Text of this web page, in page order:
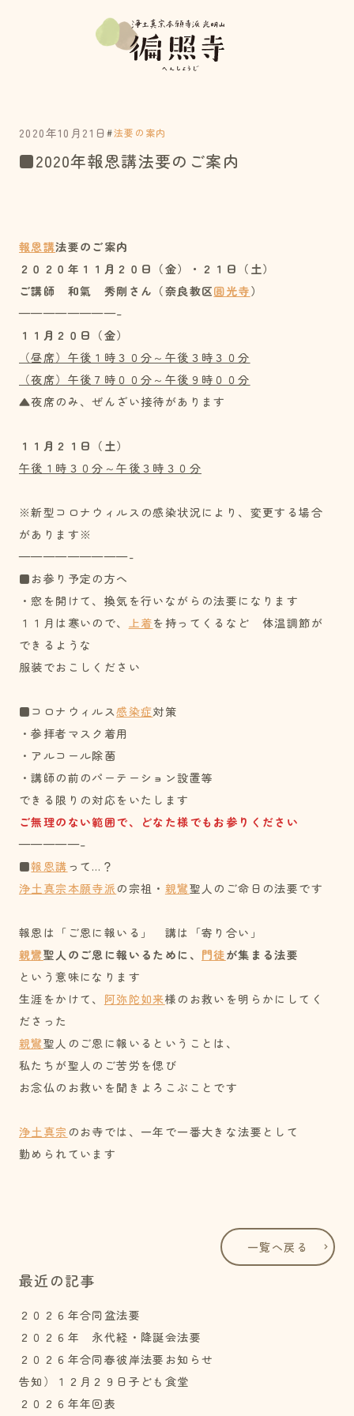
2020年10月21日#法要の案内
■2020年報恩講法要のご案内
報恩講法要のご案内
２０２０年 １１月２０日（金）・２１日（土）
ご講師 和氣 秀剛さん（奈良教区圓光寺）
————————–
１１月２０日（金）
（昼席）午後１時３０分～午後３時３０分
（夜席）午後７時００分～午後９時００分
▲夜席のみ、ぜんざい接待があります
１１月２１日（土）
午後１時３０分～午後３時３０分
※新型コロナウィルスの感染状況により、変更する場合
があります※
—————————-
■お参り予定の方へ
・窓を開けて、換気を行いながらの法要になります
１１月は寒いので、 上着を持ってくるなど 体温調節が
できるような
服装でおこしください
■コロナウィルス感染症対策
・参拝者マスク着用
・アルコール除菌
・講師の前のパーテーション設置等
できる限りの対応をいたします
ご無理のない範囲で、どなた様でもお参りください
—————–
■報恩講 って…？
浄土真宗 本願寺派 の宗祖・ 親鸞聖人のご命日の法要です
報恩は「ご恩に報いる」 講は「寄り合い」
親鸞聖人のご恩に報いるために、 門徒が集まる法要
という意味になります
生涯をかけて、 阿弥陀如来様のお救いを明らかにしてく
ださった
親鸞聖人のご恩に報いるということは、
私たちが聖人のご苦労を偲び
お念仏のお救いを聞きよろこぶことです
浄土真宗 のお寺では、一年で一番大きな法要として
勤められています
一覧へ戻る
最近の記事
２０２６年合同盆法要
２０２６年 永代経・降誕会法要
２０２６年合同春彼岸法要お知らせ
告知）１２月２９日子ども食堂
２０２６年年回表